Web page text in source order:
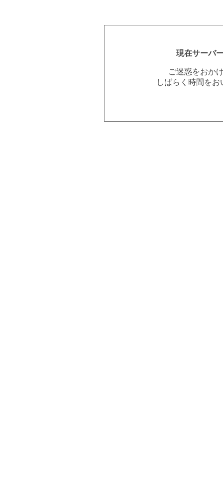
現在サーバ
ご迷惑をおか
しばらく時間を